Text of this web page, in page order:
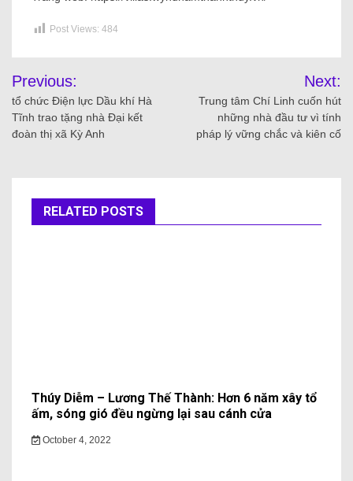
Post Views: 484
Previous:
tổ chức Điện lực Dầu khí Hà
Tĩnh trao tặng nhà Đại kết
đoàn thị xã Kỳ Anh
Next:
Trung tâm Chí Linh cuốn hút
những nhà đầu tư vì tính
pháp lý vững chắc và kiên cố
RELATED POSTS
Thúy Diễm – Lương Thế Thành: Hơn 6 năm xây tổ
ấm, sóng gió đều ngừng lại sau cánh cửa
October 4, 2022